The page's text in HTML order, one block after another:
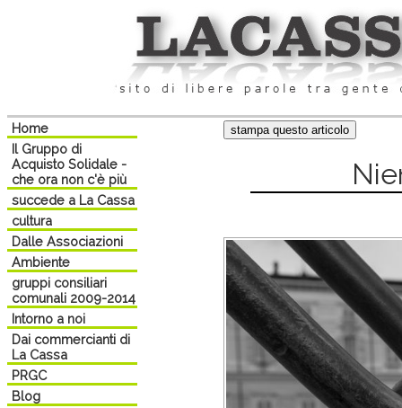
Home
Il Gruppo di
Acquisto Solidale -
che ora non c'è più
succede a La Cassa
cultura
Dalle Associazioni
Ambiente
gruppi consiliari
comunali 2009-2014
Intorno a noi
Dai commercianti di
La Cassa
PRGC
Blog